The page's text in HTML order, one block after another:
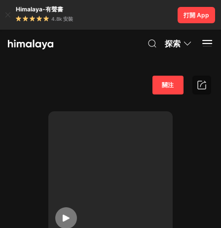
Himalaya-有聲書
4.8k 安裝
打開 App
探索
關注